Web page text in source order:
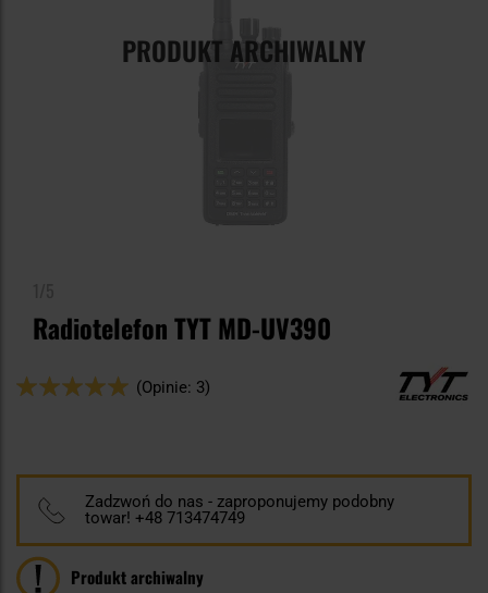
PRODUKT ARCHIWALNY
Radiotelefon TYT MD-UV390
Ocena:
(Opinie: 3)
Zadzwoń do nas - zaproponujemy podobny
towar! +48 713474749
Produkt archiwalny